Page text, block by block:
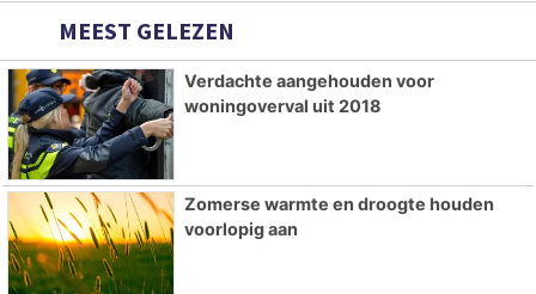
MEEST GELEZEN
Verdachte aangehouden voor
woningoverval uit 2018
Zomerse warmte en droogte houden
voorlopig aan